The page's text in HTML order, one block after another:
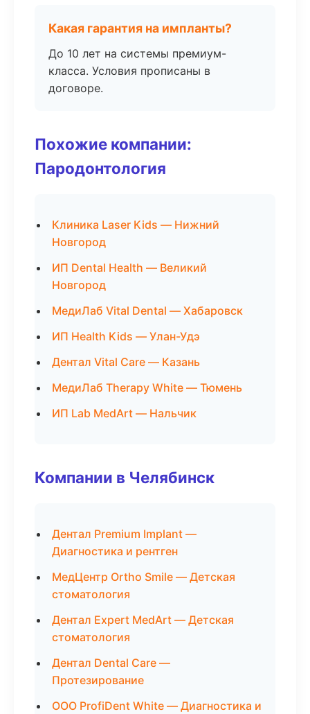
Какая гарантия на импланты?
До 10 лет на системы премиум-
класса. Условия прописаны в
договоре.
Похожие компании:
Пародонтология
Клиника Laser Kids — Нижний
Новгород
ИП Dental Health — Великий
Новгород
МедиЛаб Vital Dental — Хабаровск
ИП Health Kids — Улан-Удэ
Дентал Vital Care — Казань
МедиЛаб Therapy White — Тюмень
ИП Lab MedArt — Нальчик
Компании в Челябинск
Дентал Premium Implant —
Диагностика и рентген
МедЦентр Ortho Smile — Детская
стоматология
Дентал Expert MedArt — Детская
стоматология
Дентал Dental Care —
Протезирование
ООО ProfiDent White — Диагностика и